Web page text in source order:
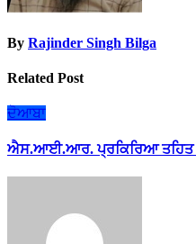
By Rajinder Singh Bilga
Related Post
ਦੋਆਬਾ
ਐਸ.ਆਈ.ਆਰ. ਪ੍ਰਕਿਰਿਆ ਤਹਿਤ